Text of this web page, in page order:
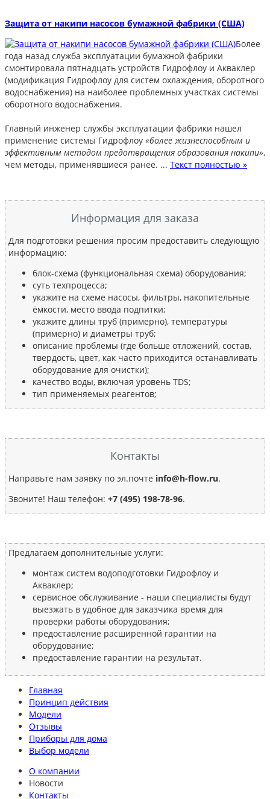
Защита от накипи насосов бумажной фабрики (США)
Более
года назад служба эксплуатации бумажной фабрики
смонтировала пятнадцать устройств Гидрофлоу и Акваклер
(модификация Гидрофлоу для систем охлаждения, оборотного
водоснабжения) на наиболее проблемных участках системы
оборотного водоснабжения.
Главный инженер службы эксплуатации фабрики нашел
применение системы Гидрофлоу «более жизнеспособным и
эффективным методом предотвращения образования накипи»,
чем методы, применявшиеся ранее. ... Текст полностью »
Информация для заказа
Для подготовки решения просим предоставить следующую
информацию:
блок-схема (функциональная схема) оборудования;
суть техпроцесса;
укажите на схеме насосы, фильтры, накопительные
ёмкости, место ввода подпитки;
укажите длины труб (примерно), температуры
(примерно) и диаметры труб;
описание проблемы (где больше отложений, состав,
твердость, цвет, как часто приходится останавливать
оборудование для очистки);
качество воды, включая уровень TDS;
тип применяемых реагентов;
Контакты
Направьте нам заявку по эл.почте info@h-flow.ru.
Звоните! Наш телефон: +7 (495) 198-78-96.
Предлагаем дополнительные услуги:
монтаж систем водоподготовки Гидрофлоу и
Акваклер;
сервисное обслуживание - наши специалисты будут
выезжать в удобное для заказчика время для
проверки работы оборудования;
предоставление расширенной гарантии на
оборудование;
предоставление гарантии на результат.
Главная
Принцип действия
Модели
Отзывы
Приборы для дома
Выбор модели
О компании
Новости
Контакты